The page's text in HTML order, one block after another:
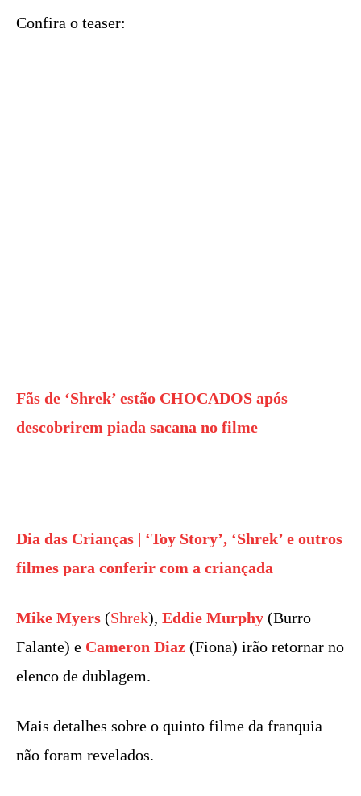
Confira o teaser:
Fãs de ‘Shrek’ estão CHOCADOS após
descobrirem piada sacana no filme
Dia das Crianças | ‘Toy Story’, ‘Shrek’ e outros
filmes para conferir com a criançada
Mike Myers (Shrek), Eddie Murphy (Burro
Falante) e Cameron Diaz (Fiona) irão retornar no
elenco de dublagem.
Mais detalhes sobre o quinto filme da franquia
não foram revelados.